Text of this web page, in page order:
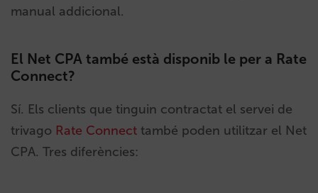
manual addicional.
El Net CPA també està disponib le per a Rate
Connect?
Sí. Els clients que tinguin contractat el servei de
trivago Rate Connect també poden utilitzar el Net
CPA. Tres diferències: